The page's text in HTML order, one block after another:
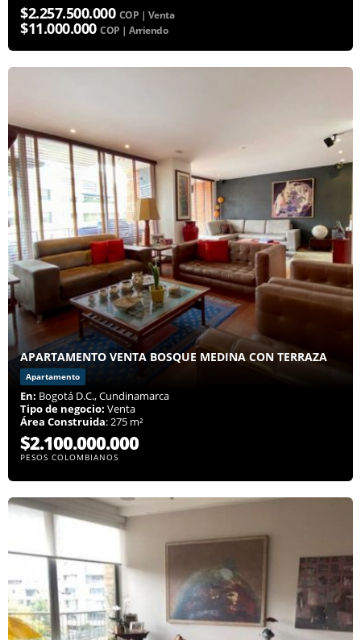
$2.257.500.000 COP | Venta
$11.000.000 COP | Arriendo
APARTAMENTO VENTA BOSQUE MEDINA CON TERRAZA
Apartamento
En: Bogotá D.C., Cundinamarca
Tipo de negocio: Venta
Área Construida: 275 m²
$2.100.000.000
PESOS COLOMBIANOS